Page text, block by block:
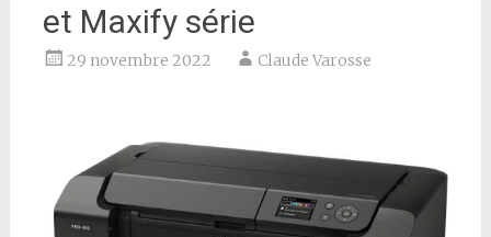
et Maxify série
29 novembre 2022 Claude Varosse